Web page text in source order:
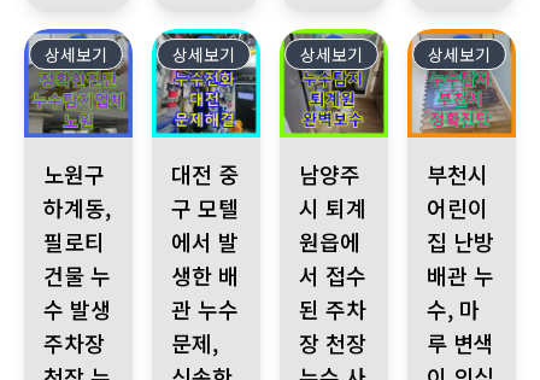
541
상세보기
노원구
하계동,
필로티
건물 누
수 발생
주차장
540
상세보기
대전 중
구 모텔
에서 발
생한 배
관 누수
문제,
539
상세보기
남양주
시 퇴계
원읍에
서 접수
된 주차
장 천장
538
상세보기
부천시
어린이
집 난방
배관 누
수, 마
루 변색